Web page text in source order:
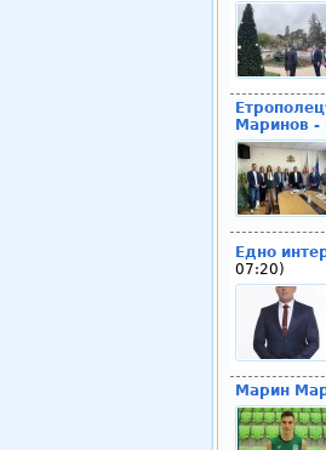
Маринов -
Едно
07:20)
Марин